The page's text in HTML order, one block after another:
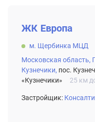
ЖК Европа
м. Щербинка МЦД
Московская область,
Кузнечики, пос.
«Кузнечики»
25 км
Застройщик: